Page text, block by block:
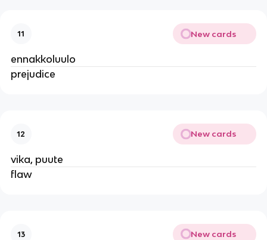
11 New cards
ennakkoluulo
prejudice
12 New cards
vika, puute
flaw
13 New cards